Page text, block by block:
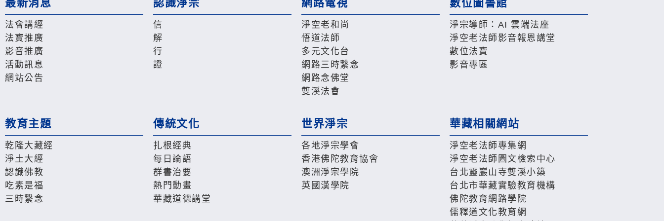
最新消息
法會講經
法寶推廣
影音推廣
活動訊息
網站公告
認識淨宗
信
解
行
證
網路電視
淨空老和尚
悟道法師
多元文化台
網路三時繫念
網路念佛堂
雙溪法會
數位圖書館
淨宗導師：AI 雲端法座
淨空老法師影音報恩講堂
數位法寶
影音專區
教育主題
乾隆大藏經
淨土大經
認識佛教
吃素是福
三時繫念
傳統文化
扎根經典
每日論語
群書治要
熱門動畫
華藏道德講堂
世界淨宗
各地淨宗學會
香港佛陀教育協會
澳洲淨宗學院
英國漢學院
華藏相關網站
淨空老法師專集網
淨空老法師圖文檢索中心
台北靈巖山寺雙溪小築
台北市華藏實驗教育機構
佛陀教育網路學院
儒釋道文化教育網